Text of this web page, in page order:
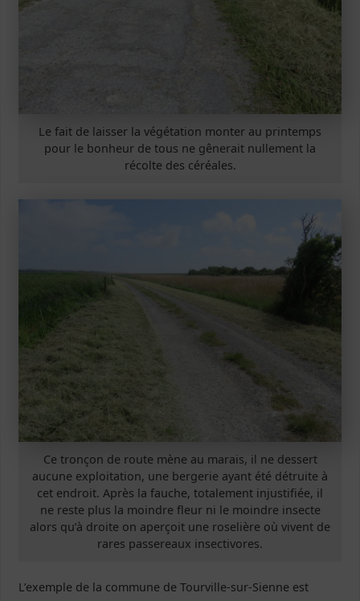
Le fait de laisser la végétation monter au printemps
pour le bonheur de tous ne gênerait nullement la
récolte des céréales.
Ce tronçon de route mène au marais, il ne dessert
aucune exploitation, une bergerie ayant été détruite à
cet endroit. Après la fauche, totalement injustifiée, il
ne reste plus la moindre fleur ni le moindre insecte
alors qu’à droite on aperçoit une roselière où vivent de
rares passereaux insectivores.
L’exemple de la commune de Tourville-sur-Sienne est